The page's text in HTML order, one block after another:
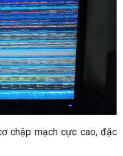
chập mạch cực cao, đặc